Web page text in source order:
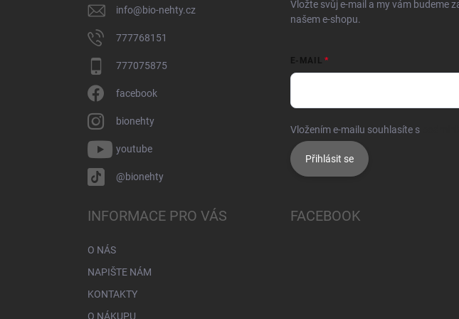
info@bio-nehty.cz
777768151
777075875
facebook
bionehty
youtube
@bionehty
Vložte svůj e-mail a my vám budeme
našem e-shopu.
E-MAIL
Vložením e-mailu souhlasíte s
Přihlásit se
INFORMACE PRO VÁS
O NÁS
NAPIŠTE NÁM
KONTAKTY
O NÁKUPU
FACEBOOK